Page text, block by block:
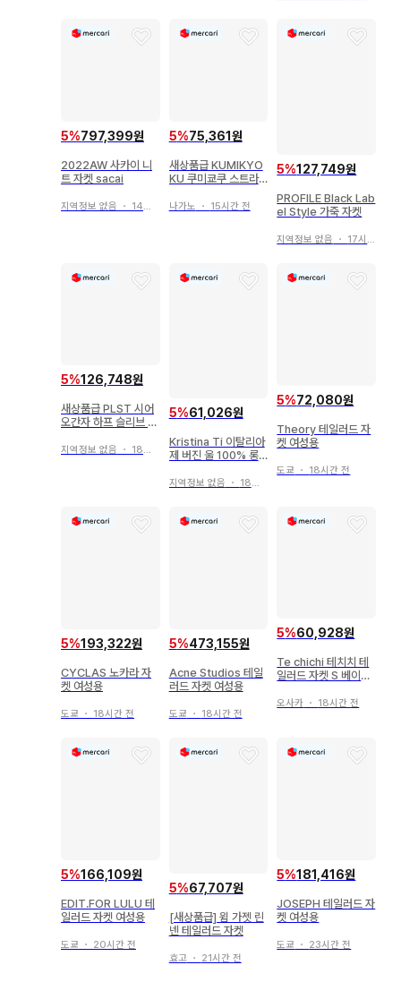
5%797,399원
2022AW 사카이 니
트 자켓 sacai
지역정보 없음 ・ 14시간 전
5%75,361원
새상품급 KUMIKYO
KU 쿠미쿄쿠 스트라
블랙 수트
나가노 ・ 15시간 전
5%127,749원
PROFILE Black Lab
el Style 가죽 자켓
지역정보 없음 ・ 17시간 전
5%126,748원
새상품급 PLST 시어
오간자 하프 슬리브 자
지역정보 없음 ・ 18시간 전
5%61,026원
Kristina Ti 이탈리아
제 버진 울 100% 롱
지역정보 없음 ・ 18시간 전
5%72,080원
Theory 테일러드 자
켓 여성용
도쿄 ・ 18시간 전
5%193,322원
CYCLAS 노카라 자
켓 여성용
도쿄 ・ 18시간 전
5%473,155원
Acne Studios 테일
러드 자켓 여성용
도쿄 ・ 18시간 전
5%60,928원
Te chichi 테치치 테
일러드 자켓 S 베이지
오사카 ・ 18시간 전
5%166,109원
EDIT.FOR LULU 테
일러드 자켓 여성용
도쿄 ・ 20시간 전
5%67,707원
[새상품급] 윔 가젯 린
넨 테일러드 자켓
효고・ 21시간 전
5%181,416원
JOSEPH 테일러드 자
켓 여성용
도쿄 ・ 23시간 전